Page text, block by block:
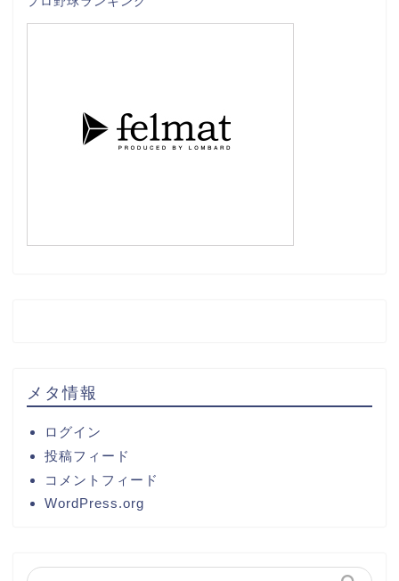
メタ情報
ログイン
投稿フィード
コメントフィード
WordPress.org